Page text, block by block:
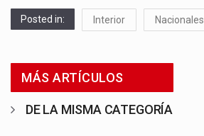
Posted in: Interior Nacionales
MÁS ARTÍCULOS
DE LA MISMA CATEGORÍA